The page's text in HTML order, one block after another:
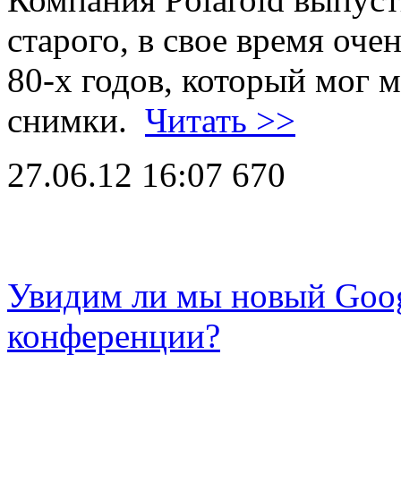
старого, в свое время
80-х годов, который мог
снимки. Читать >>
27.06.12 16:07 670
Увидим ли мы новый
конференции?